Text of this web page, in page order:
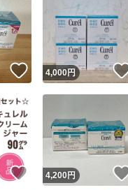
いいね！
4,000円
いいね！
4,200円